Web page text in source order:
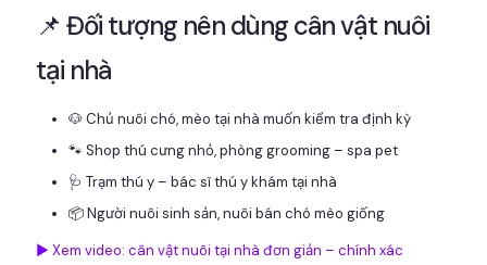
📌 Đối tượng nên dùng cân vật nuôi
tại nhà
🐶 Chủ nuôi chó, mèo tại nhà muốn kiểm tra định kỳ
🐾 Shop thú cưng nhỏ, phòng grooming – spa pet
🩺 Trạm thú y – bác sĩ thú y khám tại nhà
📦 Người nuôi sinh sản, nuôi bán chó mèo giống
▶️ Xem video: cân vật nuôi tại nhà đơn giản – chính xác